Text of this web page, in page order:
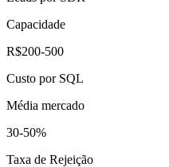
Capacidade
R$200-500
Custo por SQL
Média mercado
30-50%
Taxa de Rejeição